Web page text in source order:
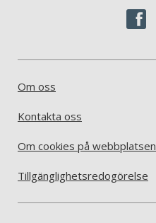
Om oss
Kontakta oss
Om cookies på webbplatsen
Tillgänglighetsredogörelse